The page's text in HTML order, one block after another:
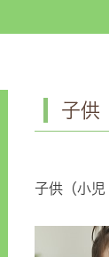
子供
子供（小